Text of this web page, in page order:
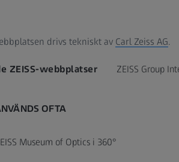
drivs tekniskt av Carl Zeiss AG.
ZEISS-webbplatser ZEISS Group
OFTA
Museum of Optics i 360°